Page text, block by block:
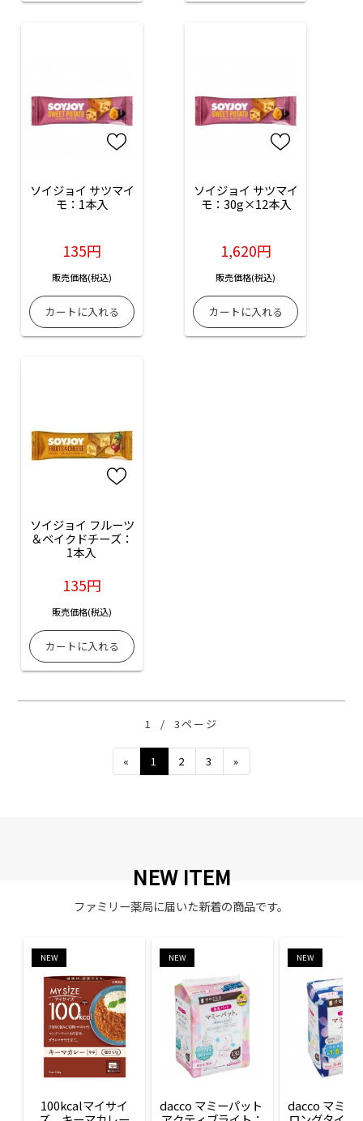
ソイジョイ サツマイ
モ：1本入
135円
販売価格(税込)
ソイジョイ サツマイ
モ：30g×12本入
1,620円
販売価格(税込)
ソイジョイ フルーツ
＆ベイクドチーズ：
135円
販売価格(税込)
1 / 3ページ
« Previous
1 2 3 »
NEW ITEM
ファミリー薬局に届いた新着の商品です。
NEW
100kcalマイサイ
NEW
dacco マミーパット
NEW
dacco マミー